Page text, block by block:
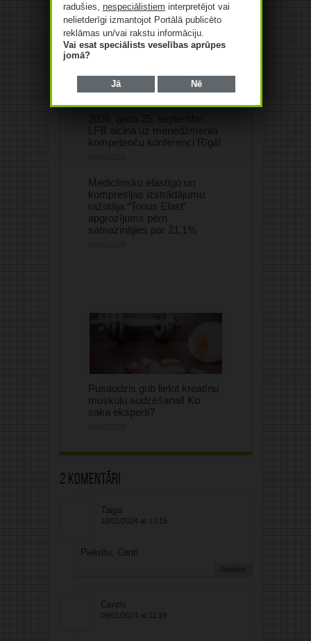
Saistītie raksti
LFB aicina uz menedžmenta
kompetenču konferenci Rīgā!
Medicīnisko elastīgo un
kompresijas izstrādājumu
ražotāja “Tonus Elast”
apgrozījums pērn
samazinājies par 21,1%
Pusaudzis grib lietot kreatīnu
muskuļu audzēšanai! Ko
saka eksperti?
2 komentāri
Taiga
10/01/2024 at 13:15
Piekrītu, Centi
Atbildēt
Centis
09/01/2024 at 11:19
radušies, nespeciālistiem interpretējot vai
nelietderīgi izmantojot Portālā publicēto
reklāmas un/vai rakstu informāciju.
Vai esat speciālists veselības aprūpes
jomā?
Jā Nē